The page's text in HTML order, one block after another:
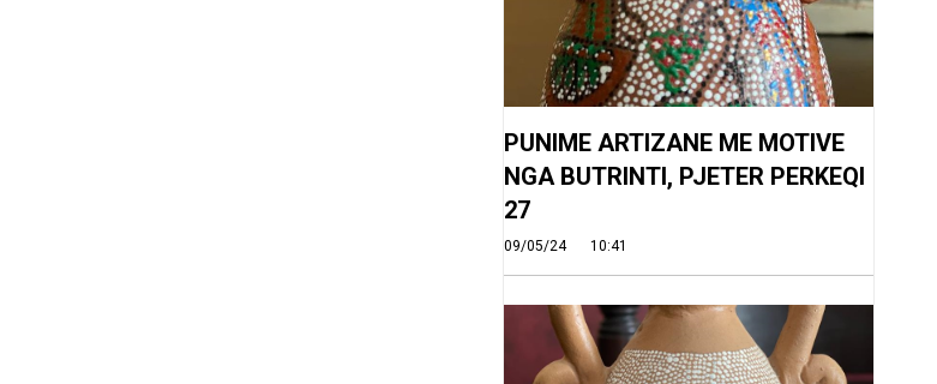
PUNIME ARTIZANE ME MOTIVE
NGA BUTRINTI, PJETER PERKEQI
27
09/05/24 10:41